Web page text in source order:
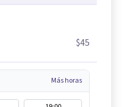
$45
Más horas